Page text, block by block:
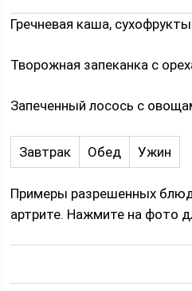
Гречневая каша, сухофрукты
Творожная запеканка с
Запеченный лосось с
Завтрак Обед Ужин
Примеры разрешенных
артрите. Нажмите на фото